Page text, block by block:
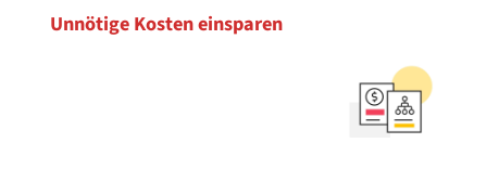
Unnötige Kosten einsparen